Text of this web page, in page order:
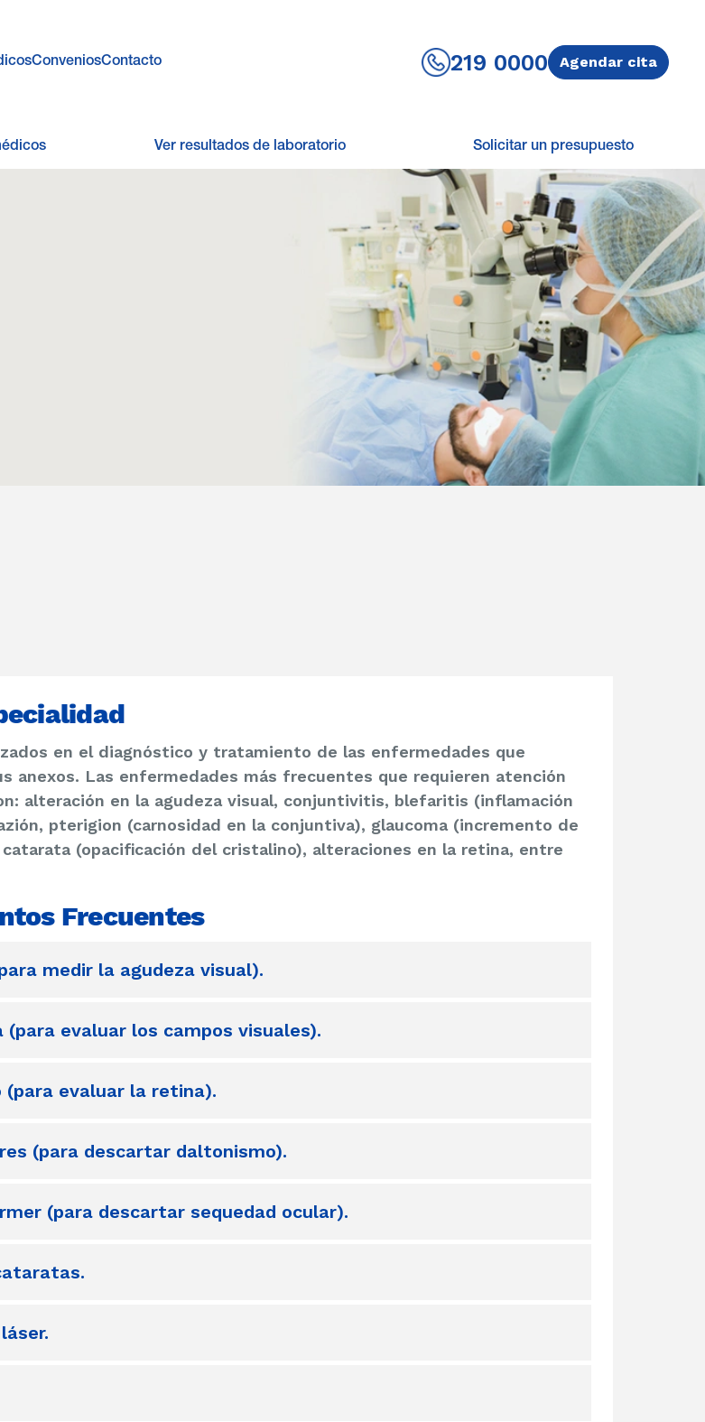
ConveniosContacto 219 0000 Agendar cita
Ver resultados de laboratorio Solicitar un presupuesto
en el diagnóstico y tratamiento de las enfermedades que
anexos. Las enfermedades más frecuentes que requieren atención
alteración en la agudeza visual, conjuntivitis, blefaritis (inflamación
pterigion (carnosidad en la conjuntiva), glaucoma (incremento de
(opacificación del cristalino), alteraciones en la retina, entre
Frecuentes
medir la agudeza visual).
(para evaluar los campos visuales).
(para evaluar la retina).
(para descartar daltonismo).
(para descartar sequedad ocular).